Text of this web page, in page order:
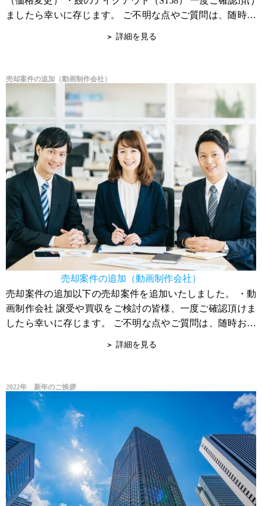
ましたら幸いに存じます。 ご不明な点やご質問は、随時お
詳細を見る
売却案件の追加（動画制作会社）
売却案件の追加（動画制作会社）
売却案件の追加以下の売却案件を追加いたしました。 ・動
画制作会社 譲受や買収をご検討の皆様、一度ご確認頂けま
したら幸いに存じます。 ご不明な点やご質問は、随時お問
詳細を見る
2022年 新年のご挨拶